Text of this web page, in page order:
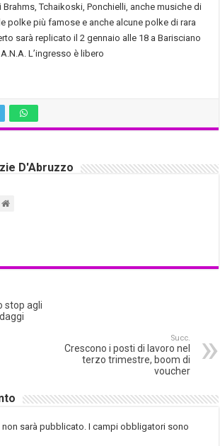
Tchaikoski, Ponchielli, anche musiche di
polke più famose e anche alcune polke di rara
sarà replicato il 2 gennaio alle 18 a Barisciano
L’ingresso è libero
D'Abruzzo
stop agli
Succ.
Crescono i posti di lavoro nel
terzo trimestre, boom di
voucher
sarà pubblicato. I campi obbligatori sono